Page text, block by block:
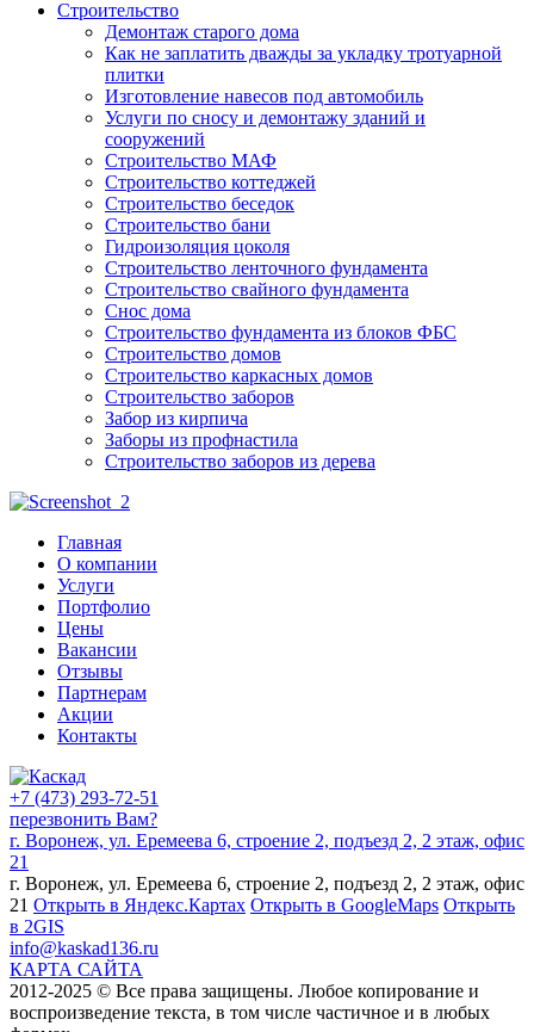
Строительство
Демонтаж старого дома
Как не заплатить дважды за укладку тротуарной
плитки
Изготовление навесов под автомобиль
Услуги по сносу и демонтажу зданий и
сооружений
Строительство МАФ
Строительство коттеджей
Строительство беседок
Строительство бани
Гидроизоляция цоколя
Строительство ленточного фундамента
Строительство свайного фундамента
Снос дома
Строительство фундамента из блоков ФБС
Строительство домов
Строительство каркасных домов
Строительство заборов
Забор из кирпича
Заборы из профнастила
Строительство заборов из дерева
Главная
О компании
Услуги
Портфолио
Цены
Вакансии
Отзывы
Партнерам
Акции
Контакты
+7 (473) 293-72-51
перезвонить Вам?
г. Воронеж, ул. Еремеева 6, строение 2, подъезд 2, 2 этаж, офис
21
г. Воронеж, ул. Еремеева 6, строение 2, подъезд 2, 2 этаж, офис
21 Открыть в Яндекс.Картах Открыть в GoogleMaps Открыть
в 2GIS
info@kaskad136.ru
КАРТА САЙТА
2012-2025 © Все права защищены. Любое копирование и
воспроизведение текста, в том числе частичное и в любых